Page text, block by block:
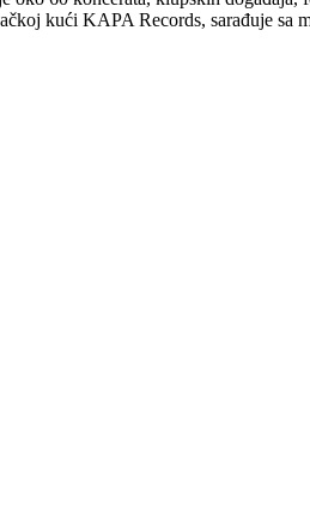
kući KAPA Records, sarađuje